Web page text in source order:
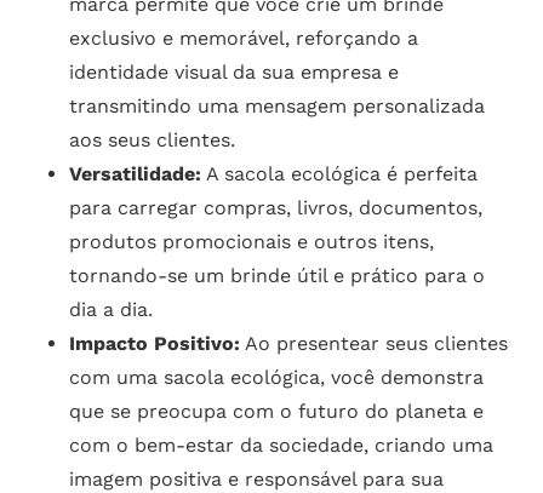
marca permite que você crie um brinde
exclusivo e memorável, reforçando a
identidade visual da sua empresa e
transmitindo uma mensagem personalizada
aos seus clientes.
Versatilidade: A sacola ecológica é perfeita
para carregar compras, livros, documentos,
produtos promocionais e outros itens,
tornando-se um brinde útil e prático para o
dia a dia.
Impacto Positivo: Ao presentear seus clientes
com uma sacola ecológica, você demonstra
que se preocupa com o futuro do planeta e
com o bem-estar da sociedade, criando uma
imagem positiva e responsável para sua